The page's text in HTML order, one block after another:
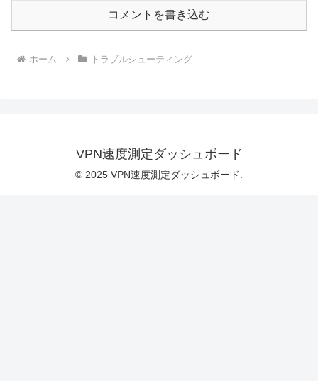
コメントを書き込む
ホーム トラブルシューティング
VPN速度測定ダッシュボード
© 2025 VPN速度測定ダッシュボード.